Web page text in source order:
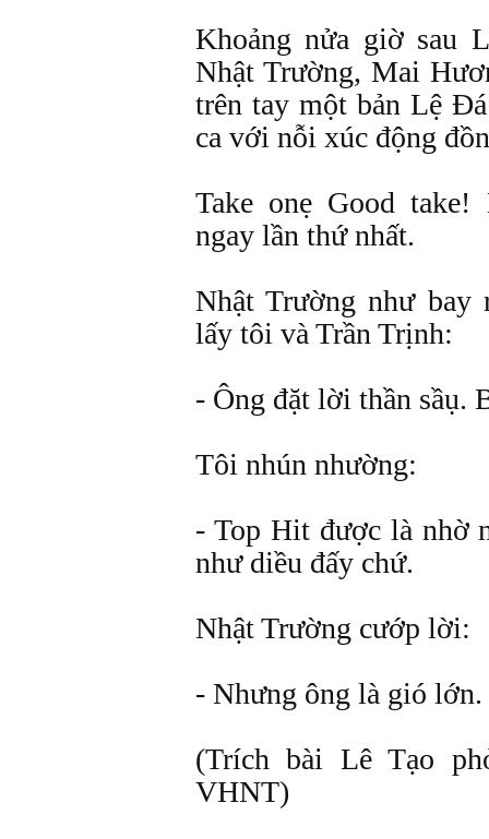
Khoảng nửa giờ sau
Nhật Trường, Mai
trên tay một bản Lệ
ca với nỗi xúc động
Take onẹ Good
ngay lần thứ nhất.
Nhật Trường như
lấy tôi và Trần Trịnh:
- Ông đặt lời thần sầụ.
Tôi nhún nhường:
- Top Hit được là nhờ
như diều đấy chứ.
Nhật Trường cướp lời:
- Nhưng ông là gió
(Trích bài Lê Tạo
VHNT)